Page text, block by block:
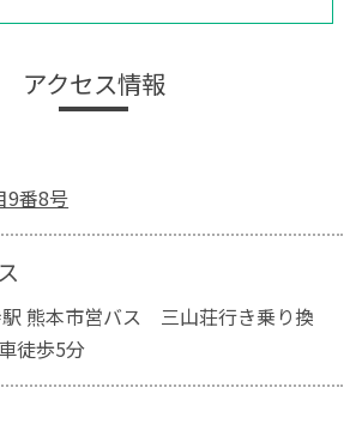
アクセス情報
9番8号
熊本市営バス 三山荘行き乗り換
徒歩5分